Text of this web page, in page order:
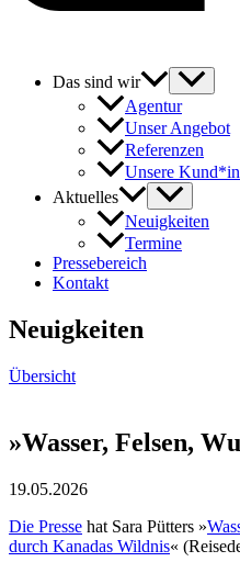
Das sind wir
Agentur
Unser Angebot
Referenzen
Unsere
Aktuelles
Neuigkeiten
Termine
Pressebereich
Kontakt
Neuigkeiten
Übersicht
»Wasser, Felsen,
19.05.2026
Die Presse hat Sara Pütters »
durch Kanadas Wildnis«